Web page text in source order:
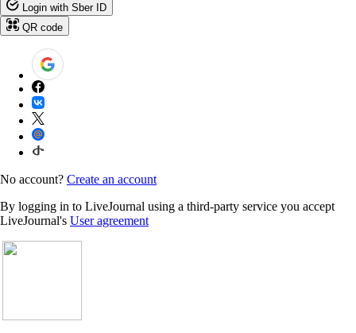
Login with Sber ID
QR code
No account? Create an account
By logging in to LiveJournal using a third-party service you accept
LiveJournal's User agreement